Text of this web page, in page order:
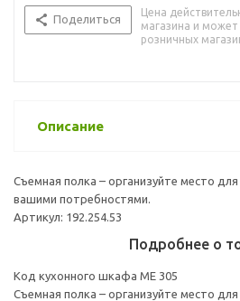
Поделиться
Цена
магазина и может
розничных
Описание
Съемная полка – организуйте место
вашими потребностями.
Артикул: 192.254.53
Подробнее о
Код кухонного шкафа ME 305
Съемная полка – организуйте место